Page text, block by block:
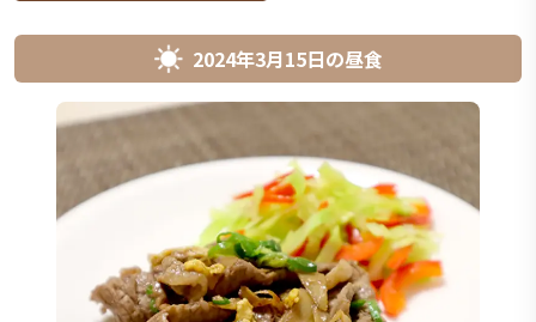
2024年3月15日の昼食